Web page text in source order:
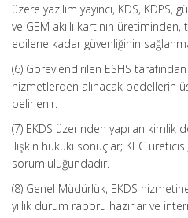
üzere yazılım yayıncı, KDS, KDPS,
ve GEM akıllı kartının
edilene kadar güvenliğinin
(6) Görevlendirilen ESHS
hizmetlerden alınacak bedellerin
belirlenir.
(7) EKDS üzerinden yapılan kimlik
ilişkin hukuki sonuçlar; KEC
sorumluluğundadır.
(8) Genel Müdürlük, EKDS
yıllık durum raporu hazırlar ve